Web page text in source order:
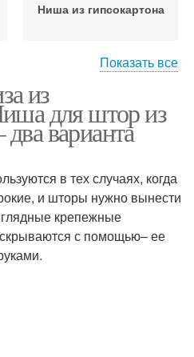
Ниша из гипсокартона
Показать все
из
для штор из
варианта
в тех случаях, когда
и шторы нужно вынести
крепежные
скрываются с помощью– ее